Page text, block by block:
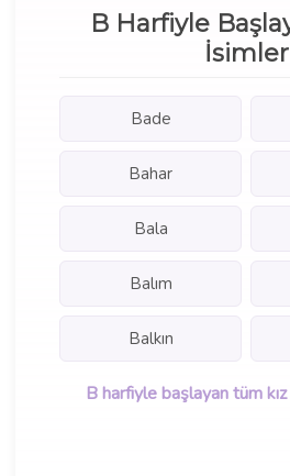
B Harfiyle
İsimler
Bade
Bahar
Bala
Balım
Balkın
B harfiyle başlayan tüm